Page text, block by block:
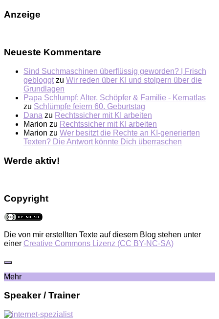
Anzeige
Neueste Kommentare
Sind Suchmaschinen überflüssig geworden? | Frisch
gebloggt zu Wir reden über KI und stolpern über die
Grundlagen
Papa Schlumpf: Alter, Schöpfer & Familie - Kernatlas
zu Schlümpfe feiern 60. Geburtstag
Dana zu Rechtssicher mit KI arbeiten
Marion zu Rechtssicher mit KI arbeiten
Marion zu Wer besitzt die Rechte an KI-generierten
Texten? Die Antwort könnte Dich überraschen
Werde aktiv!
Copyright
Die von mir erstellten Texte auf diesem Blog stehen unter
einer Creative Commons Lizenz (CC BY-NC-SA)
Mehr
Speaker / Trainer